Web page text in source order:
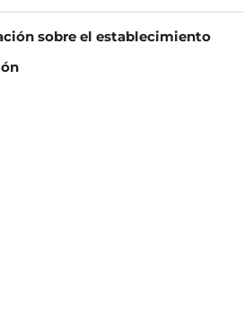
sobre el establecimiento